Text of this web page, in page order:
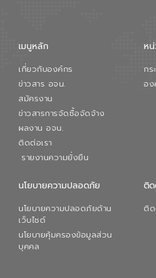
เมนูหลัก
เกี่ยวกับองค์กร
ข่าวสาร อจน.
สมัครงาน
ข่าวสารการจัดซื้อจัดจ้าง
ผลงาน อจน.
ติดต่อเรา
รายงานความยั่งยืน
ห
กร
อง
นโยบายความปลอดภัย
นโยบายความปลอดภัยด้าน
เว็บไซต์
นโยบายคุ้มครองข้อมูลส่วน
บุคคล
ติด
ติด